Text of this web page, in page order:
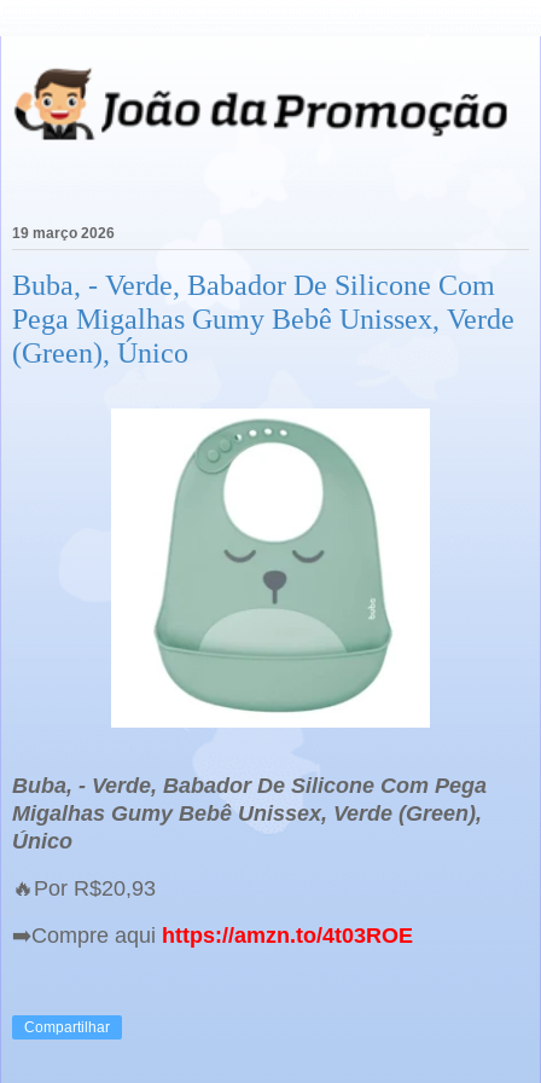
19 março 2026
Buba, - Verde, Babador De Silicone Com
Pega Migalhas Gumy Bebê Unissex, Verde
(Green), Único
Buba, - Verde, Babador De Silicone Com Pega
Migalhas Gumy Bebê Unissex, Verde (Green),
Único
🔥Por R$20,93
➡️Compre aqui https://amzn.to/4t03ROE
Compartilhar